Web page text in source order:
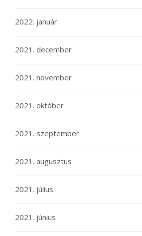
2022. január
2021. december
2021. november
2021. október
2021. szeptember
2021. augusztus
2021. július
2021. június